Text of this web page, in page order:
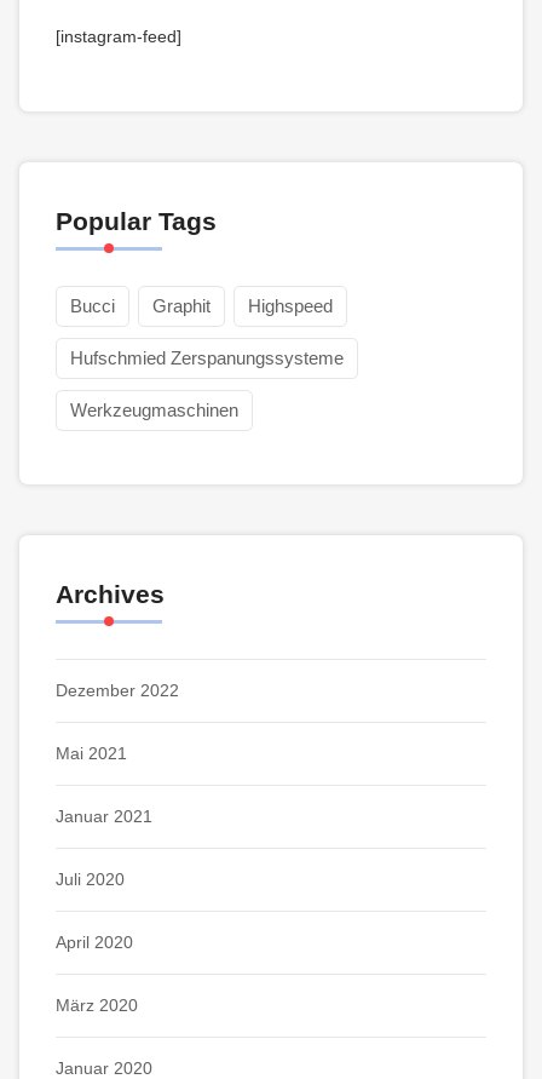
[instagram-feed]
Popular Tags
Bucci Graphit Highspeed
Hufschmied Zerspanungssysteme
Werkzeugmaschinen
Archives
Dezember 2022
Mai 2021
Januar 2021
Juli 2020
April 2020
März 2020
Januar 2020